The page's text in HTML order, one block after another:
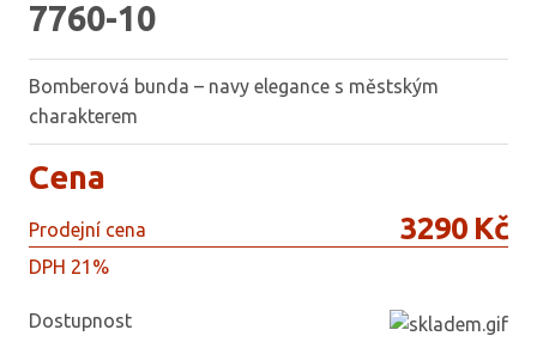
7760-10
Bomberová bunda – navy elegance s městským
charakterem
Cena
Prodejní cena 3290 Kč
DPH 21%
Dostupnost